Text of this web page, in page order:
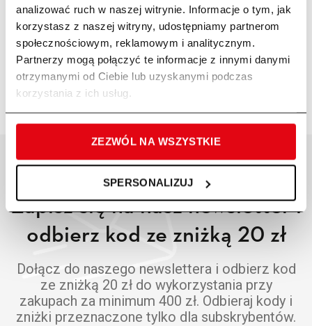
analizować ruch w naszej witrynie. Informacje o tym, jak
korzystasz z naszej witryny, udostępniamy partnerom
społecznościowym, reklamowym i analitycznym.
Partnerzy mogą połączyć te informacje z innymi danymi
otrzymanymi od Ciebie lub uzyskanymi podczas
korzystania z ich usług.
ZEZWÓL NA WSZYSTKIE
SPERSONALIZUJ
Zapisz się na nasz newsletter i
odbierz kod ze zniżką 20 zł
Dołącz do naszego newslettera i odbierz kod
ze zniżką 20 zł do wykorzystania przy
zakupach za minimum 400 zł. Odbieraj kody i
zniżki przeznaczone tylko dla subskrybentów.